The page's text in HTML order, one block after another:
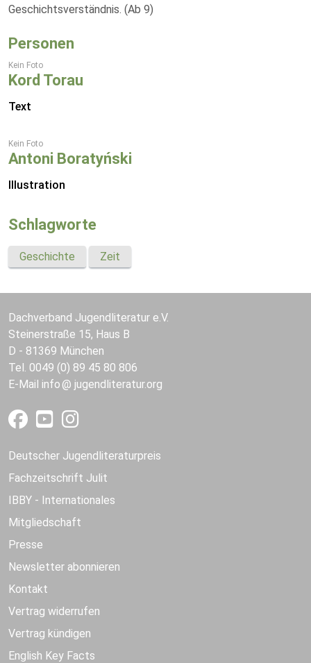
Geschichtsverständnis. (Ab 9)
Personen
Kein Foto
Kord Torau
Text
Kein Foto
Antoni Boratyński
Illustration
Schlagworte
Geschichte Zeit
Dachverband Jugendliteratur e.V.
Steinerstraße 15, Haus B
D - 81369 München
Tel. 0049 (0) 89 45 80 806
E-Mail info jugendliteratur.org
Deutscher Jugendliteraturpreis
Fachzeitschrift Julit
IBBY - Internationales
Mitgliedschaft
Presse
Newsletter abonnieren
Kontakt
Vertrag widerrufen
Vertrag kündigen
English Key Facts